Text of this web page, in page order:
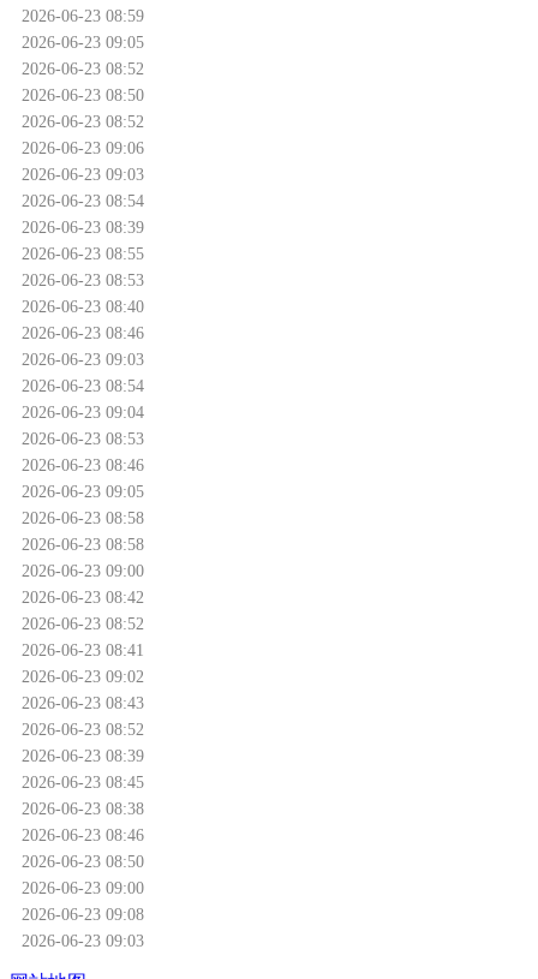
2026-06-23 08:59
2026-06-23 09:05
2026-06-23 08:52
2026-06-23 08:50
2026-06-23 08:52
2026-06-23 09:06
2026-06-23 09:03
2026-06-23 08:54
2026-06-23 08:39
2026-06-23 08:55
2026-06-23 08:53
2026-06-23 08:40
2026-06-23 08:46
2026-06-23 09:03
2026-06-23 08:54
2026-06-23 09:04
2026-06-23 08:53
2026-06-23 08:46
2026-06-23 09:05
2026-06-23 08:58
2026-06-23 08:58
2026-06-23 09:00
2026-06-23 08:42
2026-06-23 08:52
2026-06-23 08:41
2026-06-23 09:02
2026-06-23 08:43
2026-06-23 08:52
2026-06-23 08:39
2026-06-23 08:45
2026-06-23 08:38
2026-06-23 08:46
2026-06-23 08:50
2026-06-23 09:00
2026-06-23 09:08
2026-06-23 09:03